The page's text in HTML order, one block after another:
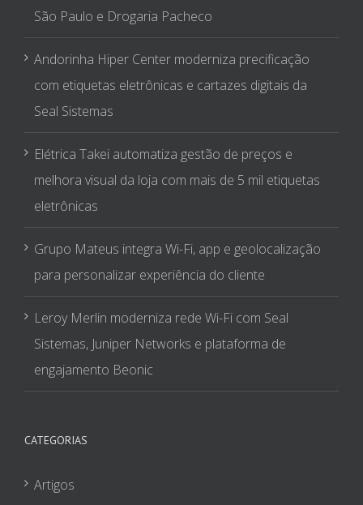
São Paulo e Drogaria Pacheco
Andorinha Hiper Center moderniza precificação
com etiquetas eletrônicas e cartazes digitais da
Seal Sistemas
Elétrica Takei automatiza gestão de preços e
melhora visual da loja com mais de 5 mil etiquetas
eletrônicas
Grupo Mateus integra Wi-Fi, app e geolocalização
para personalizar experiência do cliente
Leroy Merlin moderniza rede Wi-Fi com Seal
Sistemas, Juniper Networks e plataforma de
engajamento Beonic
CATEGORIAS
Artigos